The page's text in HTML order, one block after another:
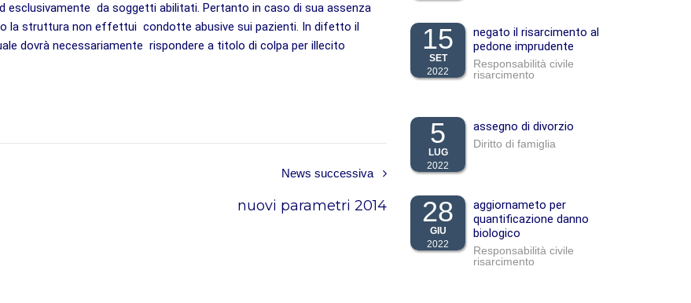
da soggetti abilitati. Pertanto in caso di sua assenza
la struttura non effettui condotte abusive sui pazienti. In difetto il
dovrà necessariamente rispondere a titolo di colpa per illecito
News successiva
nuovi parametri 2014
15
SET
2022
negato il risarcimento al
pedone imprudente
Responsabilità civile
risarcimento
5
LUG
2022
assegno di divorzio
Diritto di famiglia
28
GIU
2022
aggiornameto per
quantificazione danno
biologico
Responsabilità civile
risarcimento